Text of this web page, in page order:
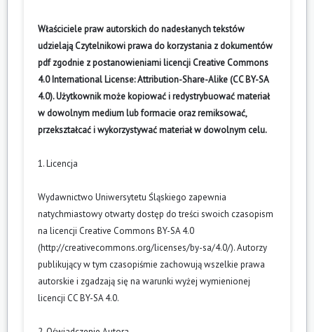
Właściciele praw autorskich do nadesłanych tekstów
udzielają Czytelnikowi prawa do korzystania z dokumentów
pdf zgodnie z postanowieniami licencji Creative Commons
4.0 International License: Attribution-Share-Alike (CC BY-SA
4.0). Użytkownik może kopiować i redystrybuować materiał
w dowolnym medium lub formacie oraz remiksować,
przekształcać i wykorzystywać materiał w dowolnym celu.
1. Licencja
Wydawnictwo Uniwersytetu Śląskiego zapewnia
natychmiastowy otwarty dostęp do treści swoich czasopism
na licencji Creative Commons BY-SA 4.0
(http://creativecommons.org/licenses/by-sa/4.0/). Autorzy
publikujący w tym czasopiśmie zachowują wszelkie prawa
autorskie i zgadzają się na warunki wyżej wymienionej
licencji CC BY-SA 4.0.